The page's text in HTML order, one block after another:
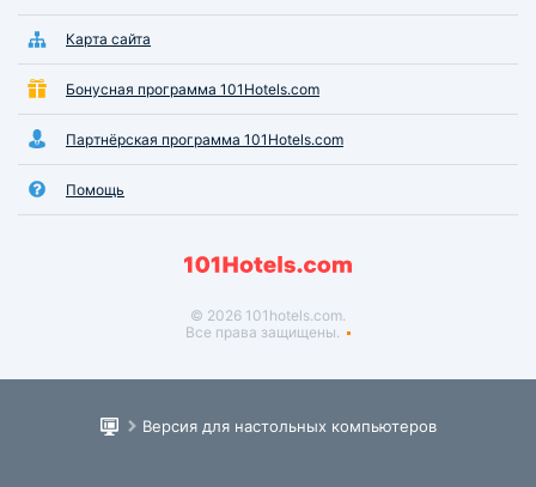
Карта сайта
Бонусная программа 101Hotels.com
Партнёрская программа 101Hotels.com
Помощь
© 2026 101hotels.com.
Все права защищены.
Версия для настольных компьютеров